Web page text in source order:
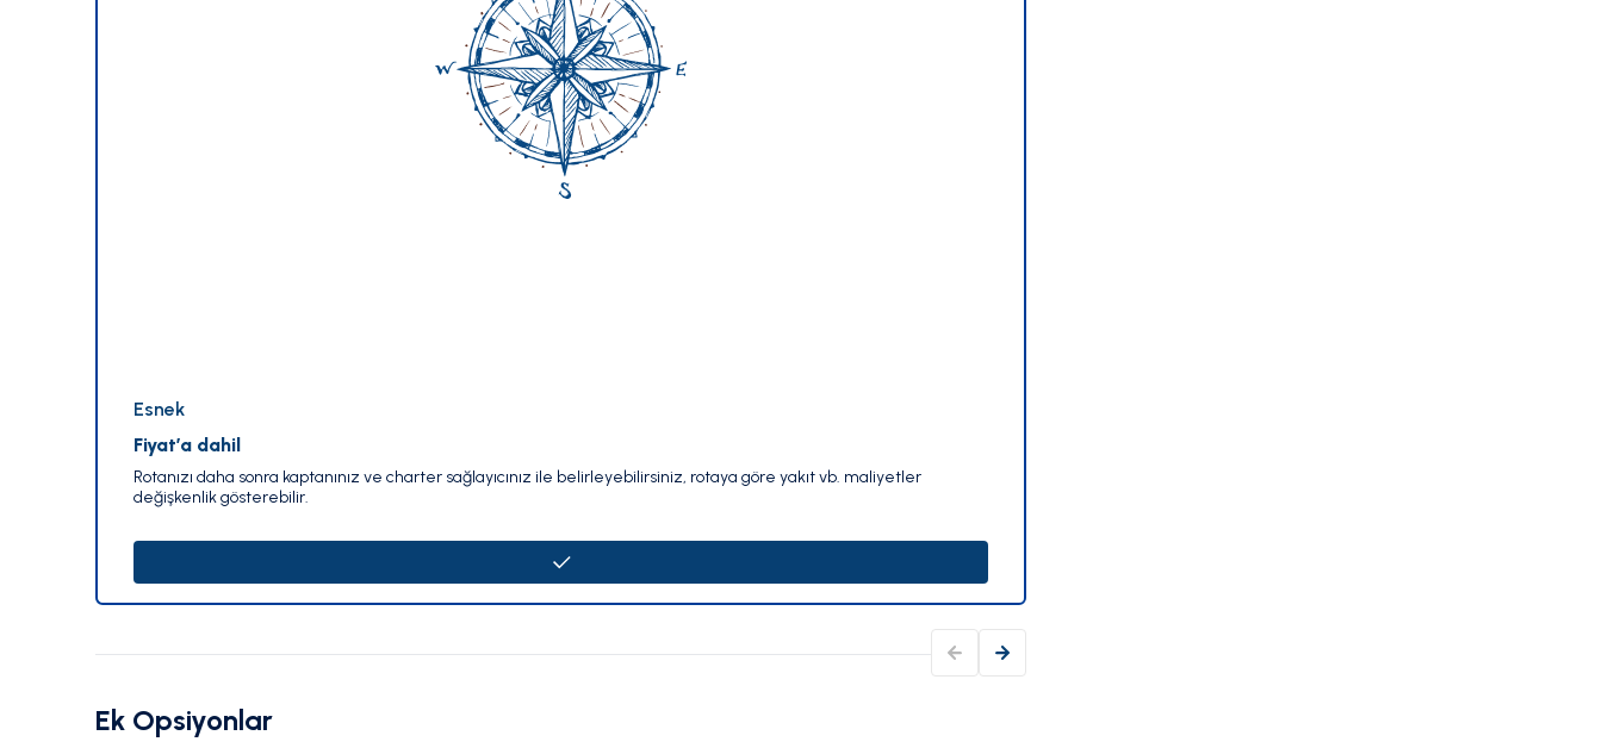
Esnek
Fiyat’a dahil
Rotanızı daha sonra kaptanınız ve charter sağlayıcınız ile belirleyebilirsiniz, rotaya göre yakıt vb. maliyetler
değişkenlik gösterebilir.
Ek Opsiyonlar